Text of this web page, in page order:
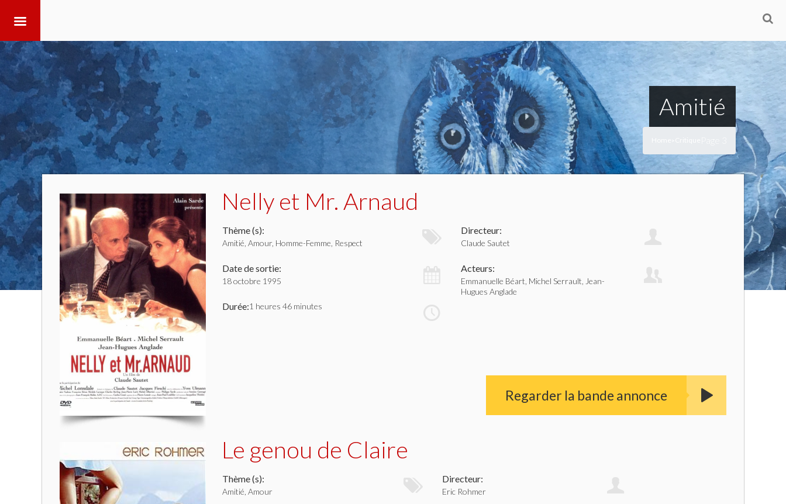
Amitié
Nelly et Mr. Arnaud
Thème (s):
Amitié, Amour, Homme-Femme, Respect
Date de sortie:
18 octobre 1995
Durée:1 heures 46 minutes
Directeur:
Claude Sautet
Acteurs:
Emmanuelle Béart, Michel Serrault, Jean-
Hugues Anglade
Regarder la bande annonce
Le genou de Claire
Thème (s):
Amitié, Amour
Directeur:
Eric Rohmer